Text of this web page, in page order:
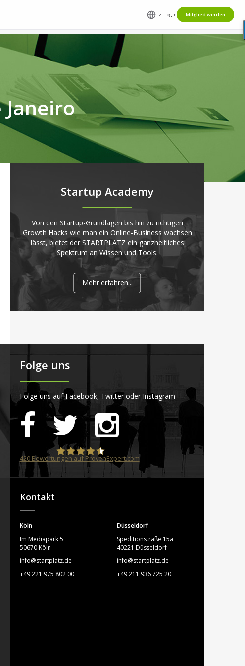
Login Mitglied werden
Startup Academy
Von den Startup-Grundlagen bis hin zu richtigen
Growth Hacks wie man ein Online-Business wachsen
lässt, bietet der STARTPLATZ ein ganzheitliches
Spektrum an Wissen und Tools.
Mehr erfahren...
Folge uns
Folge uns auf Facebook, Twitter oder Instagram
STARTPLATZ
420Bewertungen auf ProvenExpert.com
Kontakt
Köln
Im Mediapark 5
50670 Köln
info@startplatz.de
+49 221 975 802 00
Düsseldorf
Speditionstraße 15a
40221 Düsseldorf
info@startplatz.de
+49 211 936 725 20